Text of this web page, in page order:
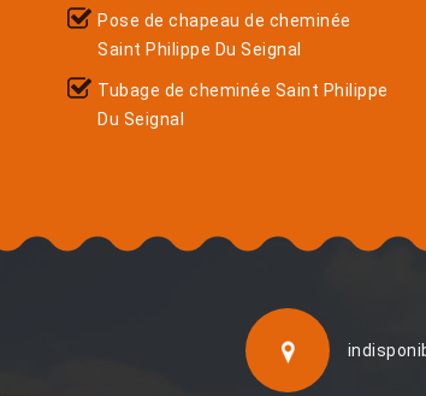
Pose de chapeau de cheminée
Saint Philippe Du Seignal
Tubage de cheminée Saint Philippe
Du Seignal